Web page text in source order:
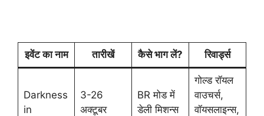
इवेंट का नाम तारीखें कैसे भाग लें? रिवार्ड्स
Darkness
in
3-26
अक्टूबर
BR मोड में
डेली मिशन्स
गोल्ड रॉयल
वाउचर्स,
वॉयसलाइन्स,